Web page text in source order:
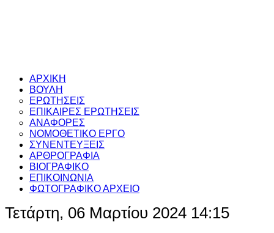
ΑΡΧΙΚΗ
ΒΟΥΛΗ
ΕΡΩΤΗΣΕΙΣ
ΕΠΙΚΑΙΡΕΣ ΕΡΩΤΗΣΕΙΣ
ΑΝΑΦΟΡΕΣ
ΝΟΜΟΘΕΤΙΚΟ ΕΡΓΟ
ΣΥΝΕΝΤΕΥΞΕΙΣ
ΑΡΘΡΟΓΡΑΦΙΑ
ΒΙΟΓΡΑΦΙΚΟ
ΕΠΙΚΟΙΝΩΝΙΑ
ΦΩΤΟΓΡΑΦΙΚΟ ΑΡΧΕΙΟ
Τετάρτη, 06 Μαρτίου 2024 14:15